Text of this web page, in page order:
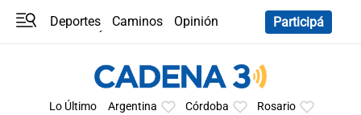
Deportes Caminos
Opinión
Participá
Lo Último Argentina Córdoba Rosario